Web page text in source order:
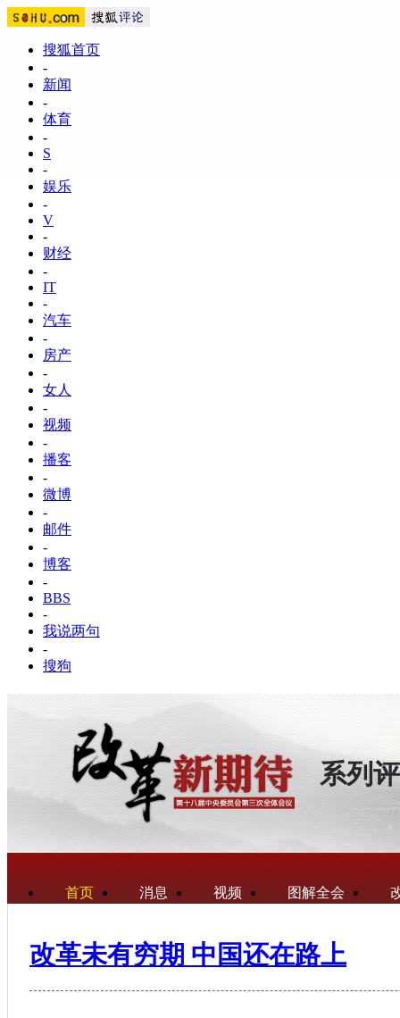
搜狐首页
-
新闻
-
体育
-
S
-
娱乐
-
V
-
财经
-
IT
-
汽车
-
房产
-
女人
-
视频
-
播客
-
微博
-
邮件
-
博客
-
BBS
-
我说两句
-
搜狗
系列
首页 消息 视频 图解全会
改革未有穷期 中国还在路上